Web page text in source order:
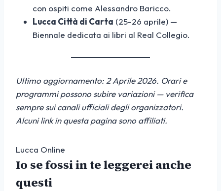
con ospiti come Alessandro Baricco.
Lucca Città di Carta (25-26 aprile) —
Biennale dedicata ai libri al Real Collegio.
Ultimo aggiornamento: 2 Aprile 2026. Orari e
programmi possono subire variazioni — verifica
sempre sui canali ufficiali degli organizzatori.
Alcuni link in questa pagina sono affiliati.
Lucca Online
Io se fossi in te leggerei anche
questi